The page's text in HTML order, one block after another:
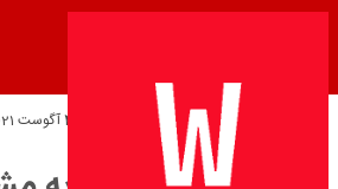
تاریخ انتشار: